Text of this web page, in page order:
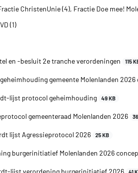
ChristenUnie (4), Fractie Doe mee!
(1)
en -besluit 2e tranche verordeningen
115
gemeente Molenlanden
lijst protocol geheimhouding 49 KB
gemeenteraad Molenlanden 2026
lijst Agressieprotocol 2026 25 KB
burgerinitiatief Molenlanden 2026
lijst verordening burgerinitiatief 2026